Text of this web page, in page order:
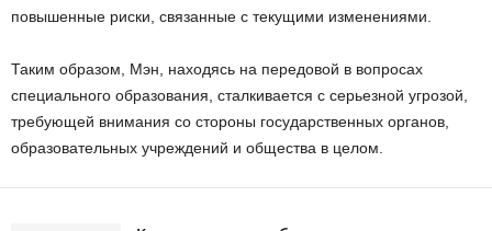
повышенные риски, связанные с текущими изменениями.
Таким образом, Мэн, находясь на передовой в вопросах
специального образования, сталкивается с серьезной угрозой,
требующей внимания со стороны государственных органов,
образовательных учреждений и общества в целом.